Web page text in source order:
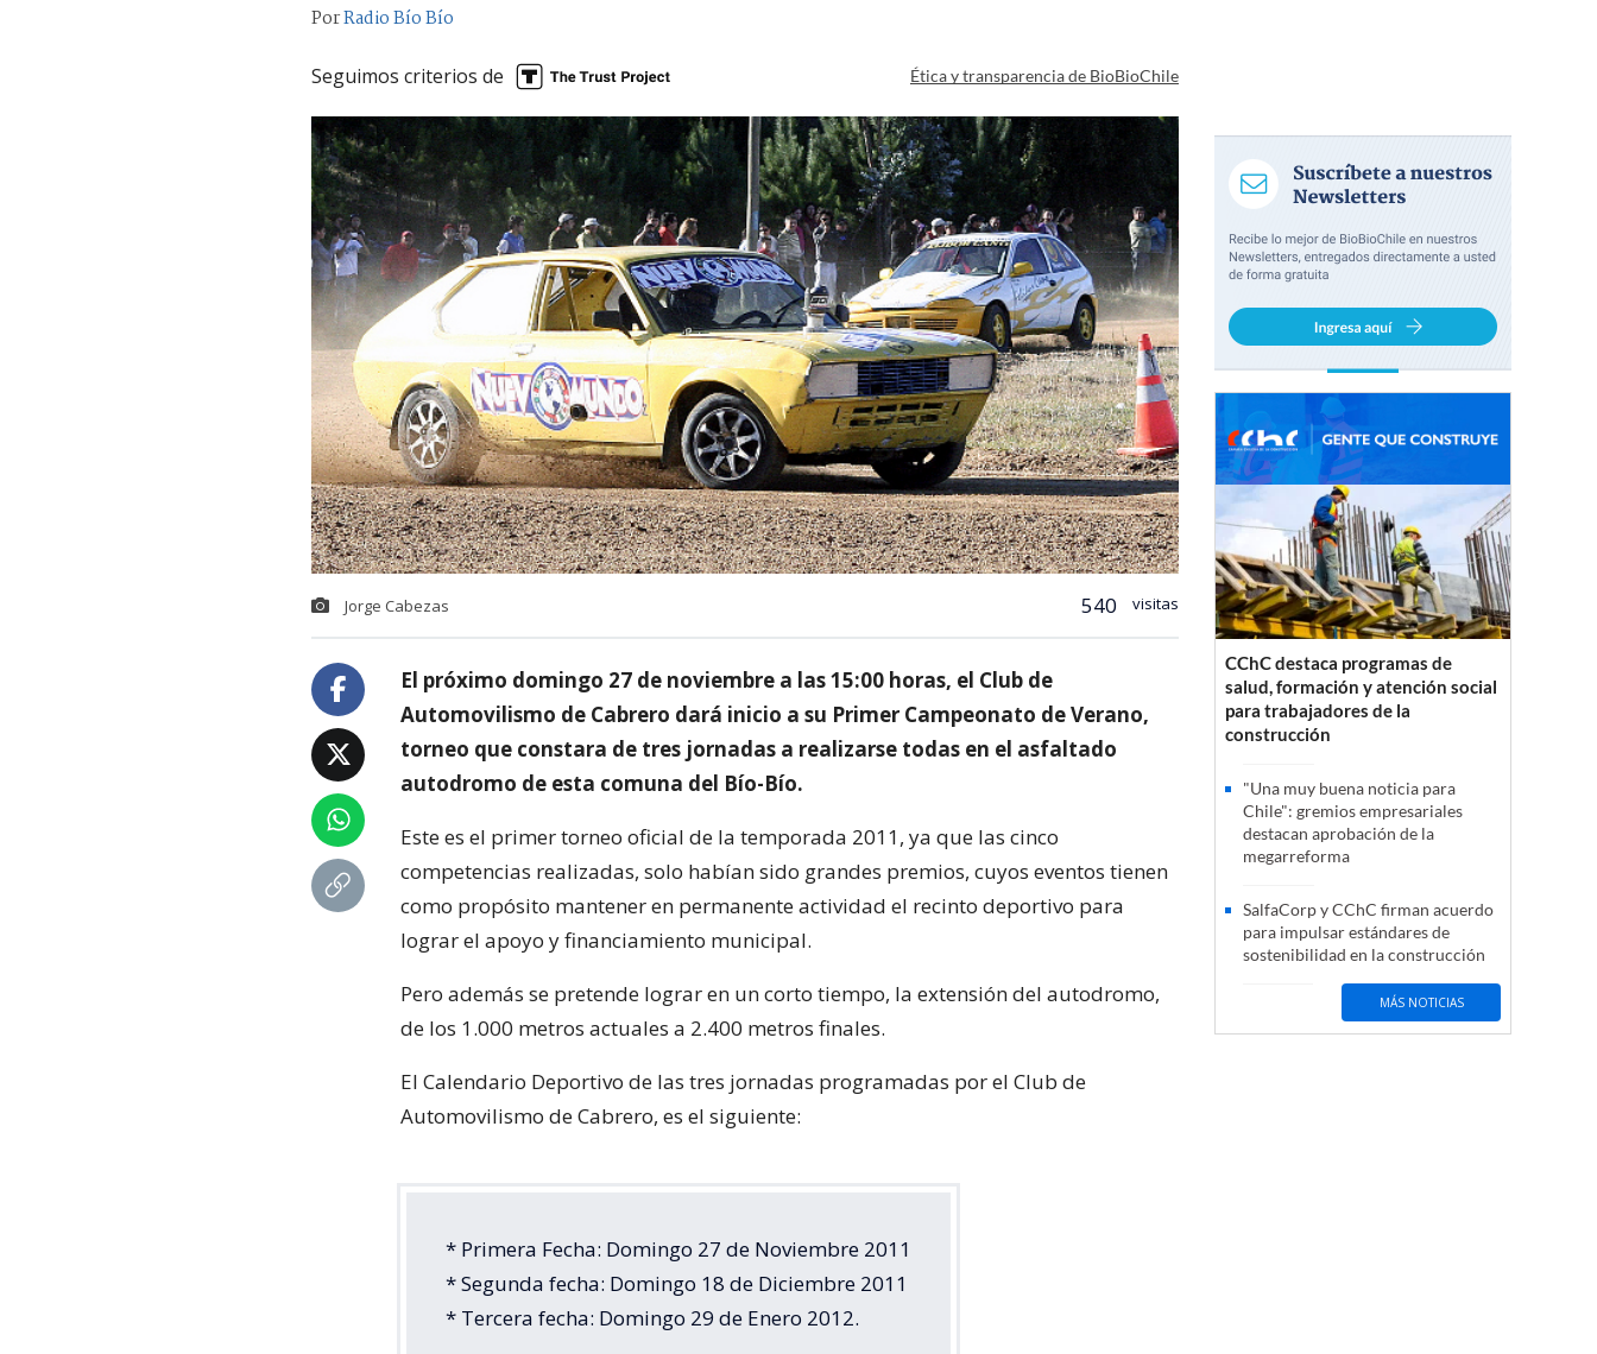
PorRadio Bío Bío
Seguimos criterios de Ética y transparencia de BioBioChile
Jorge Cabezas 540 visitas
El próximo domingo 27 de noviembre a las 15:00 horas, el Club de
Automovilismo de Cabrero dará inicio a su Primer Campeonato de Verano,
torneo que constara de tres jornadas a realizarse todas en el asfaltado
autodromo de esta comuna del Bío-Bío.
Este es el primer torneo oficial de la temporada 2011, ya que las cinco
competencias realizadas, solo habían sido grandes premios, cuyos eventos tienen
como propósito mantener en permanente actividad el recinto deportivo para
lograr el apoyo y financiamiento municipal.
Pero además se pretende lograr en un corto tiempo, la extensión del autodromo,
de los 1.000 metros actuales a 2.400 metros finales.
El Calendario Deportivo de las tres jornadas programadas por el Club de
Automovilismo de Cabrero, es el siguiente:
* Primera Fecha: Domingo 27 de Noviembre 2011
* Segunda fecha: Domingo 18 de Diciembre 2011
* Tercera fecha: Domingo 29 de Enero 2012.
CChC destaca programas de
salud, formación y atención social
para trabajadores de la
construcción
"Una muy buena noticia para
Chile": gremios empresariales
destacan aprobación de la
megarreforma
SalfaCorp y CChC firman acuerdo
para impulsar estándares de
sostenibilidad en la construcción
MÁS NOTICIAS